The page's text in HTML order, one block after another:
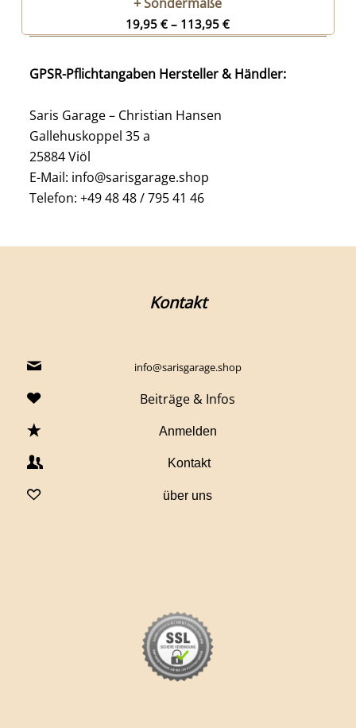
19,95€ – 113,95€
GPSR-Pflichtangaben Hersteller & Händler:
Saris Garage – Christian Hansen
Gallehuskoppel 35 a
25884 Viöl
E-Mail: info@sarisgarage.shop
Telefon: +49 48 48 / 795 41 46
Kontakt
info@sarisgarage.shop
Beiträge & Infos
Anmelden
Kontakt
über uns